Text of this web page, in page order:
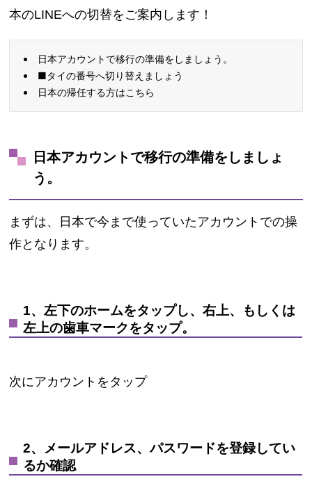
本のLINEへの切替をご案内します！
日本アカウントで移行の準備をしましょう。
■タイの番号へ切り替えましょう
日本の帰任する方はこちら
日本アカウントで移行の準備をしましょ
う。
まずは、日本で今まで使っていたアカウントでの操
作となります。
1、左下のホームをタップし、右上、もしくは
左上の歯車マークをタップ。
次にアカウントをタップ
2、メールアドレス、パスワードを登録してい
るか確認